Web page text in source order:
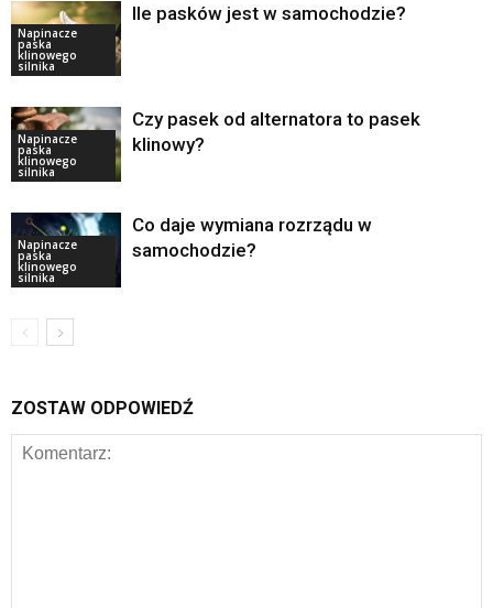
Napinacze
paska
klinowego
silnika
Ile pasków jest w samochodzie?
Napinacze
paska
klinowego
silnika
Czy pasek od alternatora to pasek
klinowy?
Napinacze
paska
klinowego
silnika
Co daje wymiana rozrządu w
samochodzie?
ZOSTAW ODPOWIEDŹ